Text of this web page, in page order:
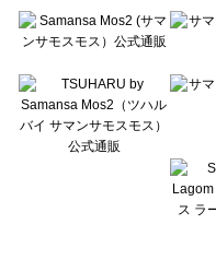
Te chichi（テチチ）のブレスレット
Te chichi CLASSIC（テチチ クラシ
Lugnoncure（ルノンキュール）の
BETTY'S BLUE（べティーズブルー
Wpc.（ワールドパーティー）のブレ